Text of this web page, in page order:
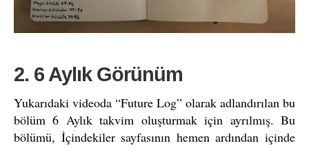
2. 6 Aylık Görünüm
Yukarıdaki videoda “Future Log” olarak adlandırılan bu
bölüm 6 Aylık takvim oluşturmak için ayrılmış. Bu
bölümü, İçindekiler sayfasının hemen ardından içinde